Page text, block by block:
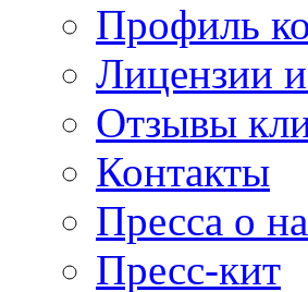
Профиль
Лицензии
Отзывы
Контакты
Пресса о
Пресс-кит